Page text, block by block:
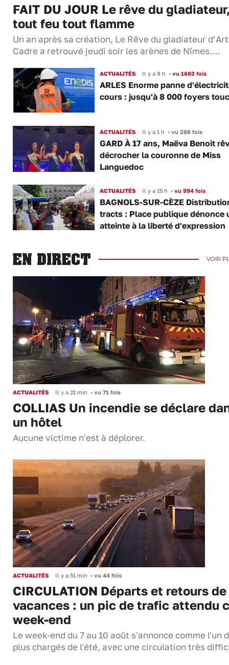
FAIT DU JOUR Le rêve du
tout feu tout flamme
Un an après sa création, Le Rêve du gladiateur
Cadre a retrouvé jeudi soir les arènes de Nîmes.…
ACTUALITÉS Il y a 9 h •vu 1683 fois
ARLES Enorme panne
cours : jusqu'à 8 000 foyers
ACTUALITÉS Il y a 1 h •vu 286 fois
GARD À 17 ans, Maëva Benoit
décrocher la couronne de Miss
Languedoc
ACTUALITÉS Il y a 15 h •vu 994 fois
BAGNOLS-SUR-CÈZE
tracts : Place publique dénonce
atteinte à la liberté d'expression
EN DIRECT VOIR
ACTUALITÉS Il y a 21 min • vu 71 fois
COLLIAS Un incendie se déclare
un hôtel
Aucune victime n'est à déplorer.
ACTUALITÉS Il y a 51 min • vu 44 fois
CIRCULATION Départs et retours de
vacances : un pic de trafic attendu
week-end
Le week-end du 7 au 10 août s'annonce comme l'un
plus chargés de l'été, avec une circulation très